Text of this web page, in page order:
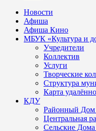
Новости
Афиша
Афиша Кино
МБУК «Культура и
Учредители
Коллектив
Услуги
Творческие
Структура
Карта
КДУ
Районный Дом
Центральная
Сельские Дома